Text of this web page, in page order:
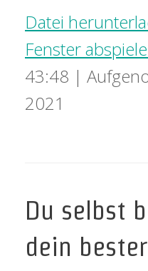
Datei
Fenster
43:48 |
2021
Du selbst
dein